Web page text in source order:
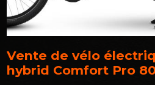
Vente de vélo
hybrid Comfort Pro